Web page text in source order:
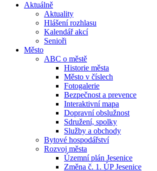
Aktuálně
Aktuality
Hlášení rozhlasu
Kalendář akcí
Senioři
Město
ABC o městě
Historie města
Město v číslech
Fotogalerie
Bezpečnost a prevence
Interaktivní mapa
Dopravní obslužnost
Sdružení, spolky
Služby a obchody
Bytové hospodářství
Rozvoj města
Územní plán Jesenice
Změna č. 1. ÚP Jesenice